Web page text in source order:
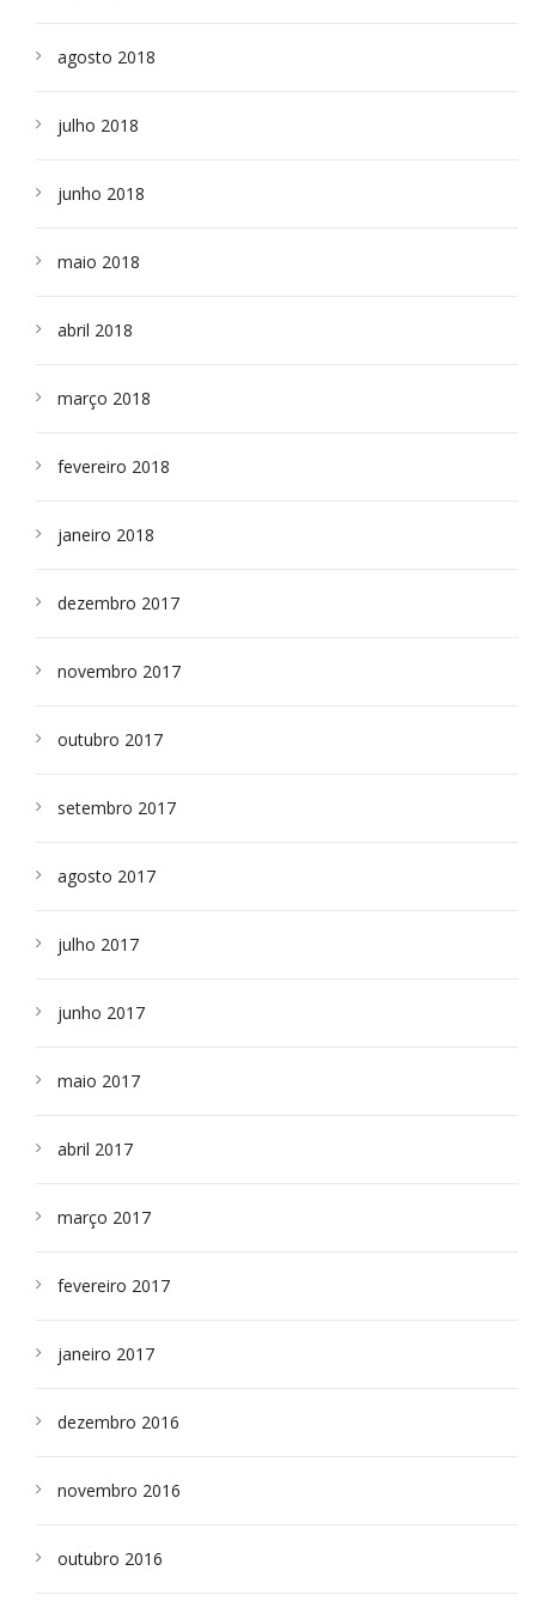
agosto 2018
julho 2018
junho 2018
maio 2018
abril 2018
março 2018
fevereiro 2018
janeiro 2018
dezembro 2017
novembro 2017
outubro 2017
setembro 2017
agosto 2017
julho 2017
junho 2017
maio 2017
abril 2017
março 2017
fevereiro 2017
janeiro 2017
dezembro 2016
novembro 2016
outubro 2016